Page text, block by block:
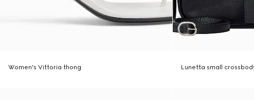
Women's Vittoria thong Lunetta small